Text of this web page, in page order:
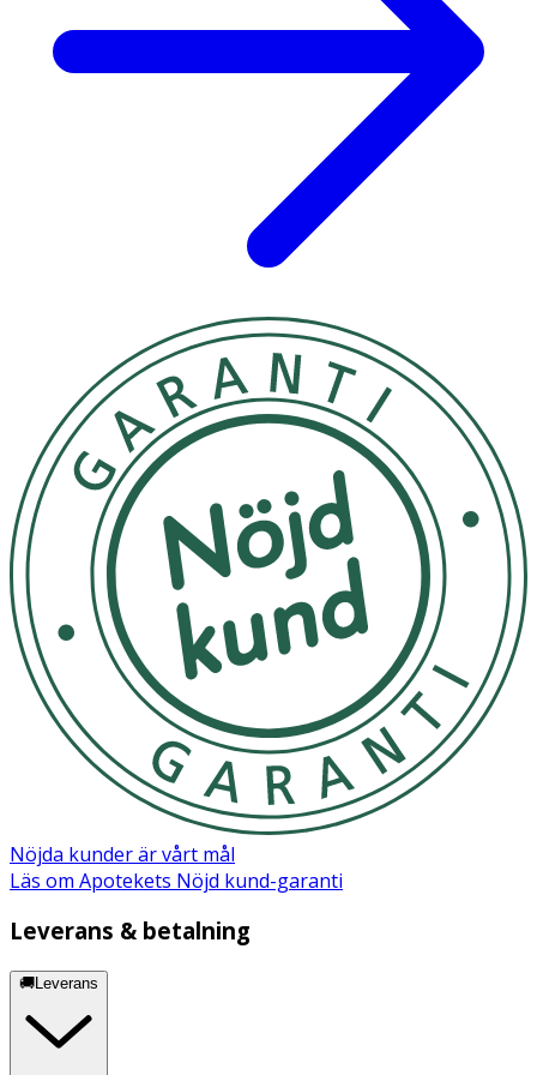
Nöjda kunder är vårt mål
Läs om Apotekets Nöjd kund-garanti
Leverans & betalning
🚚Leverans